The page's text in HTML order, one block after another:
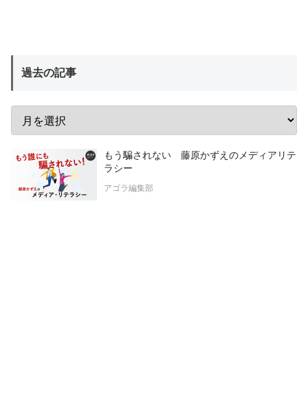
過去の記事
もう騙されない 藤原かずえのメディアリテ
ラシー
アゴラ編集部